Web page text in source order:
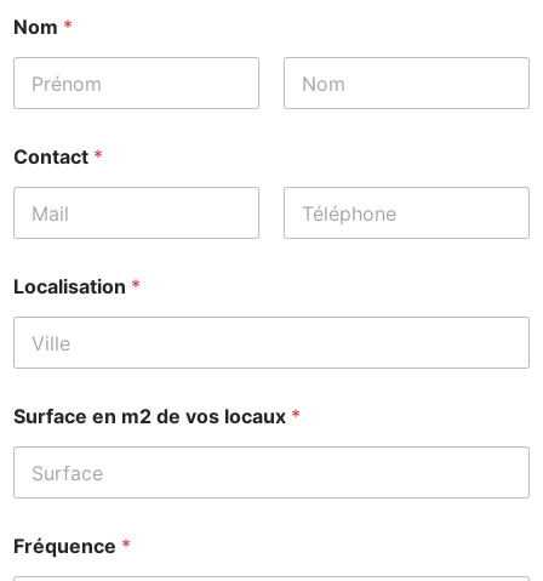
Nom *
Contact *
Localisation *
o
c
u
S
u
Surface en m2 de vos locaux *
Fréquence *